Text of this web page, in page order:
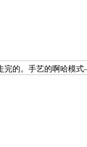
完的。手艺的啊